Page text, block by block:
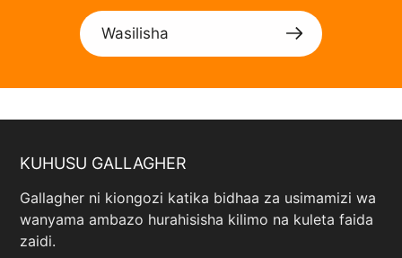
Wasilisha
KUHUSU GALLAGHER
Gallagher ni kiongozi katika bidhaa za usimamizi wa
wanyama ambazo hurahisisha kilimo na kuleta faida
zaidi.